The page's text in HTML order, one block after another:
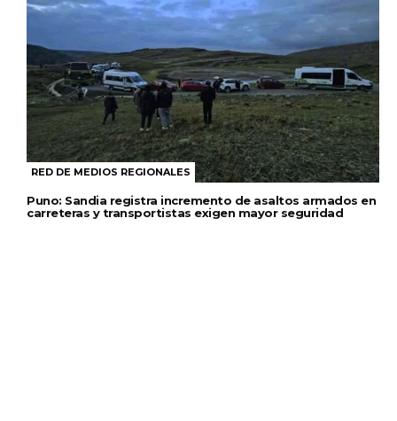
RED DE MEDIOS REGIONALES
Puno: Sandia registra incremento de asaltos armados en
carreteras y transportistas exigen mayor seguridad